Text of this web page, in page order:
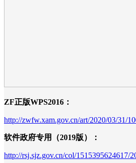
ZF正版WPS2016：
http://zwfw.xam.gov.cn/art/2020/03/31/
软件政府专用（2019版）：
http://rsj.sjz.gov.cn/col/1515395624617/